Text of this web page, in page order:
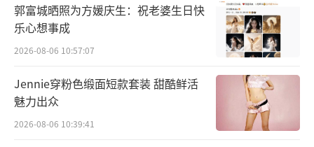
郭富城晒照为方媛庆生：祝老婆生日快
乐心想事成
2026-08-06 10:57:07
Jennie穿粉色缎面短款套装 甜酷鲜活
魅力出众
2026-08-06 10:39:41